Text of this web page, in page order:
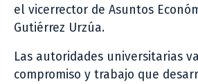
el vicerrector de Asuntos
Gutiérrez Urzúa.
Las autoridades universitarias
compromiso y trabajo que